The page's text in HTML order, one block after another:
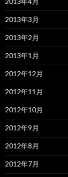
2013年3月
2013年2月
2013年1月
2012年12月
2012年11月
2012年10月
2012年9月
2012年8月
2012年7月